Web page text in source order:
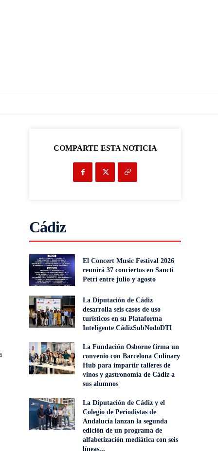
COMPARTE ESTA NOTICIA
Cádiz
El Concert Music Festival 2026
reunirá 37 conciertos en Sancti
Petri entre julio y agosto
La Diputación de Cádiz
desarrolla seis casos de uso
turísticos en su Plataforma
Inteligente CádizSubNodoDTI
La Fundación Osborne firma un
convenio con Barcelona Culinary
Hub para impartir talleres de
vinos y gastronomía de Cádiz a
sus alumnos
La Diputación de Cádiz y el
Colegio de Periodistas de
Andalucía lanzan la segunda
edición de un programa de
alfabetización mediática con seis
líneas...